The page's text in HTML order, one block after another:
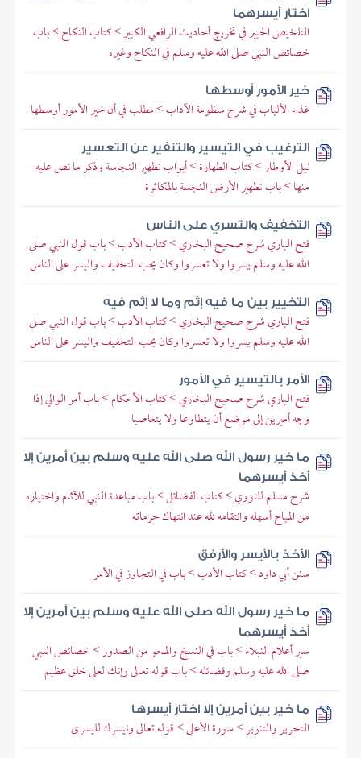
اختار أيسرهما
التلخيص الحبير في تخريج أحاديث الرافعي الكبير > كتاب النكاح > باب
خصائص النبي صلى الله عليه وسلم في النكاح وغيره
خير الأمور أوسطها
غذاء الألباب في شرح منظومة الآداب > مطلب في أن خير الأمور أوسطها
الترغيب في التيسير والتنفير عن التعسير
نيل الأوطار > كتاب الطهارة > أبواب تطهير النجاسة وذكر ما نص عليه
منها > باب تطهير الأرض النجسة بالمكاثرة
التخفيف والتسري على الناس
فتح الباري شرح صحيح البخاري > كتاب الأدب > باب قول النبي صلى
الله عليه وسلم يسروا ولا تعسروا وكان يحب التخفيف واليسر على الناس
التخيير بين ما فيه إثم وما لا إثم فيه
فتح الباري شرح صحيح البخاري > كتاب الأدب > باب قول النبي صلى
الله عليه وسلم يسروا ولا تعسروا وكان يحب التخفيف واليسر على الناس
الأمر بالتيسير في الأمور
فتح الباري شرح صحيح البخاري > كتاب الأحكام > باب أمر الوالي إذا
وجه أميرين إلى موضع أن يتطاوعا ولا يتعاصيا
ما خير رسول الله صلى الله عليه وسلم بين أمرين إلا
أخذ أيسرهما
شرح مسلم للنووي > كتاب الفضائل > باب مباعدة النبي للآثام واختياره
من المباح أسهله وانتقامه لله عند انتهاك حرماته
الأخذ بالأيسر والأرفق
سنن أبي داود > كتاب الأدب > باب في التجاوز في الأمر
ما خير رسول الله صلى الله عليه وسلم بين أمرين إلا
أخذ أيسرهما
سير أعلام النبلاء > باب في النسخ والمحو من الصدور > خصائص النبي
صلى الله عليه وسلم وفضائله > باب قوله تعالى وإنك لعلى خلق عظيم
ما خير بين أمرين إلا اختار أيسرها
التحرير والتنوير > سورة الأعلى > قوله تعالى ونيسرك لليسرى